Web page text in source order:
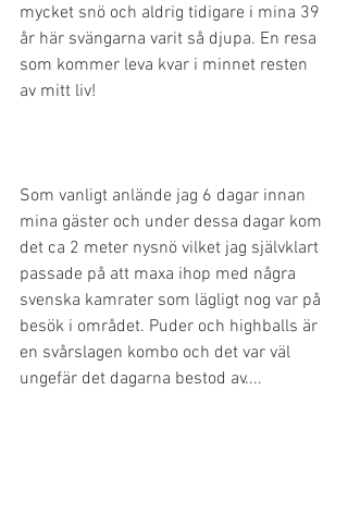
mycket snö och aldrig tidigare i mina 39
år här svängarna varit så djupa. En resa
som kommer leva kvar i minnet resten
av mitt liv!
Som vanligt anlände jag 6 dagar innan
mina gäster och under dessa dagar kom
det ca 2 meter nysnö vilket jag självklart
passade på att maxa ihop med några
svenska kamrater som lägligt nog var på
besök i området. Puder och highballs är
en svårslagen kombo och det var väl
ungefär det dagarna bestod av....